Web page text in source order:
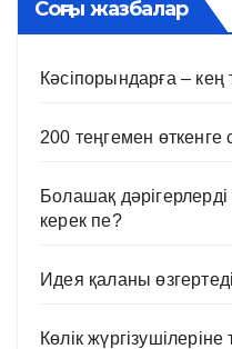
Соңғы жазбалар
Кәсіпорындарға –
200 теңгемен өткенге
Болашақ
керек пе?
Идея қаланы өзгертеді
Көлік